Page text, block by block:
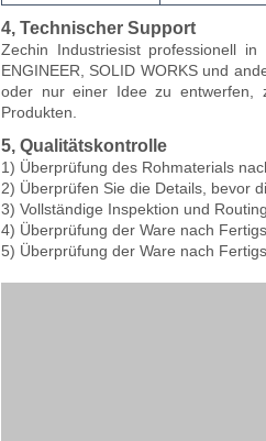
4, Technischer Support
Zechin Industriesist professionell in
ENGINEER, SOLID WORKS und
oder nur einer Idee zu entwerfen,
Produkten.
5, Qualitätskontrolle
1) Überprüfung des Rohmaterials
2) Überprüfen Sie die Details, bevor
3) Vollständige Inspektion und
4) Überprüfung der Ware nach
5) Überprüfung der Ware nach